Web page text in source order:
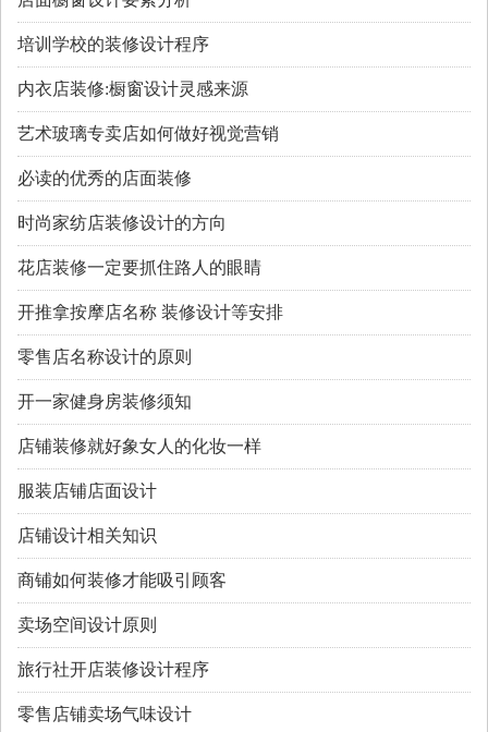
培训学校的装修设计程序
内衣店装修:橱窗设计灵感来源
艺术玻璃专卖店如何做好视觉营销
必读的优秀的店面装修
时尚家纺店装修设计的方向
花店装修一定要抓住路人的眼睛
开推拿按摩店名称 装修设计等安排
零售店名称设计的原则
开一家健身房装修须知
店铺装修就好象女人的化妆一样
服装店铺店面设计
店铺设计相关知识
商铺如何装修才能吸引顾客
卖场空间设计原则
旅行社开店装修设计程序
零售店铺卖场气味设计